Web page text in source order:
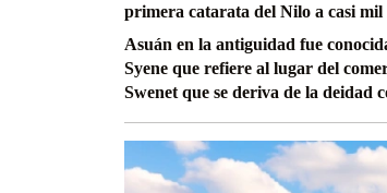
primera catarata del Nilo a casi
Asuán en la antiguidad fue
Syene que refiere al lugar del
Swenet que se deriva de la deidad